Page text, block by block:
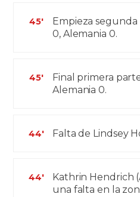
45'
Empieza
0, Alemania 0.
45'
Final primera
Alemania 0.
44' Falta de Lindsey
44'
Kathrin Hendrich
una falta en la